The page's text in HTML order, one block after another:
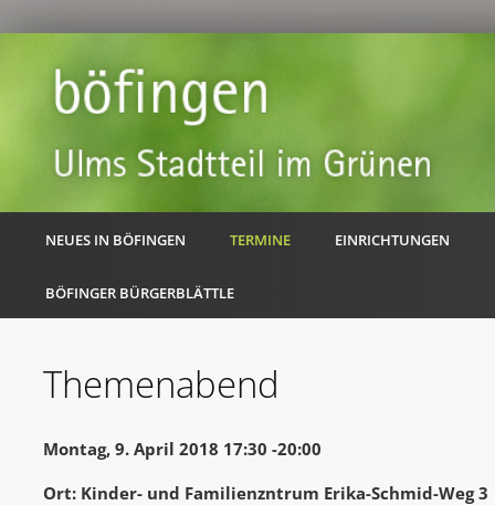
NEUES IN BÖFINGEN TERMINE EINRICHTUNGEN
BÖFINGER BÜRGERBLÄTTLE
Themenabend
Montag, 9. April 2018 17:30 -20:00
Ort: Kinder- und Familienzntrum Erika-Schmid-Weg 3